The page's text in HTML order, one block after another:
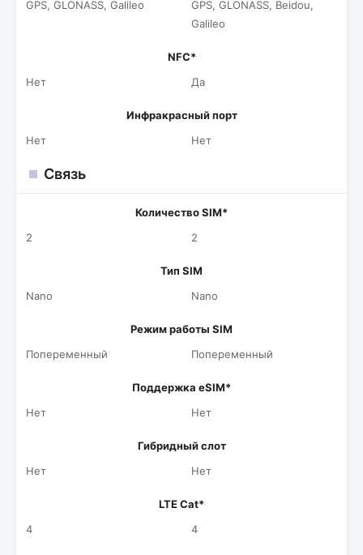
GPS, GLONASS, Galileo
GPS, GLONASS, Beidou,
Galileo
NFC*
Нет
Да
Инфракрасный порт
Нет
Нет
Связь
Количество SIM*
2
2
Тип SIM
Nano
Nano
Режим работы SIM
Попеременный
Попеременный
Поддержка eSIM*
Нет
Нет
Гибридный слот
Нет
Нет
LTE Cat*
4
4